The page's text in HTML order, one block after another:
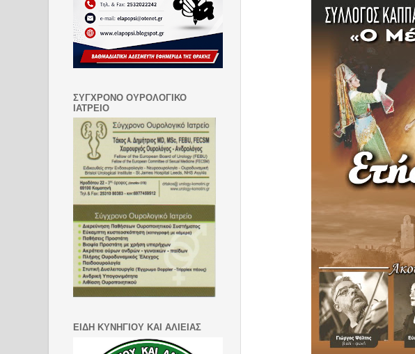
ΣΥΓΧΡΟΝΟ ΟΥΡΟΛΟΓΙΚΟ
ΙΑΤΡΕΙΟ
ΕΙΔΗ ΚΥΝΗΓΙΟΥ ΚΑΙ ΑΛΙΕΙΑΣ